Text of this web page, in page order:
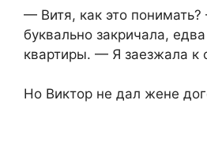
— Витя, как это
буквально закричала,
квартиры. — Я заезжала к
Но Виктор не дал жене